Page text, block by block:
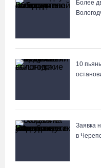
Более
10
Заявка
в